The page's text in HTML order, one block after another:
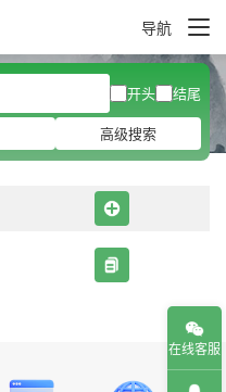
导航
开头
结尾
高级搜索
在线客服